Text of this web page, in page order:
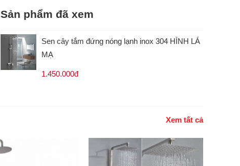
Sản phẩm đã xem
Sen cây tắm đứng nóng lạnh inox 304 HÌNH LÁ
MẠ
1.450.000đ
Xem tất cả